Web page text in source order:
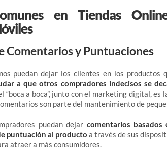
en Tiendas
Comentarios y Puntuaciones
puedan dejar los clientes en los productos
a que otros compradores indecisos se
“boca a boca”, junto con el marketing digital, es
son parte del mantenimiento de
puedan dejar comentarios basados
puntuación al producto a través de sus
atraer a más consumidores.